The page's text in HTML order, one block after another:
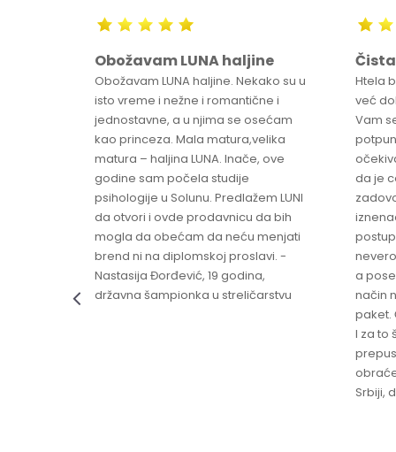
Obožavam LUNA haljine
Obožavam LUNA haljine. Nekako su u
isto vreme i nežne i romantične i
jednostavne, a u njima se osećam
kao princeza. Mala matura,velika
matura – haljina LUNA. Inače, ove
godine sam počela studije
psihologije u Solunu. Predlažem LUNI
da otvori i ovde prodavnicu da bih
mogla da obećam da neću menjati
brend ni na diplomskoj proslavi. -
Nastasija Đorđević, 19 godina,
državna šampionka u streličarstvu
Htela
već
Vam
da je
a
način
paket.
I za to
Srbiji,